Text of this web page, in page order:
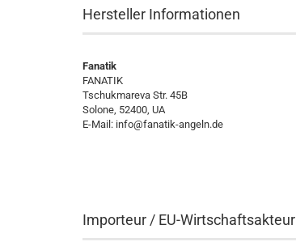
Hersteller Informationen
Fanatik
FANATIK
Tschukmareva Str. 45B
Solone, 52400, UA
E-Mail: info@fanatik-angeln.de
Importeur / EU-Wirtschaftsakteur